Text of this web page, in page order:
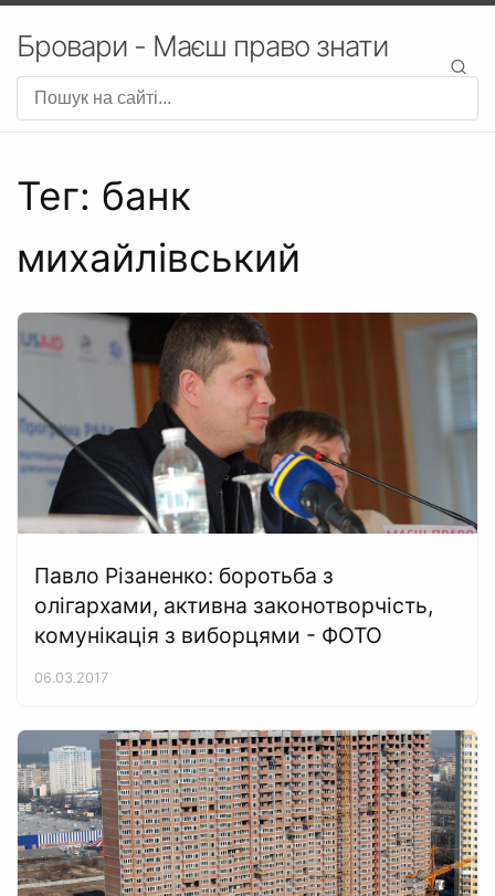
Бровари - Маєш право знати
Тег: банк
михайлівський
Павло Різаненко: боротьба з
олігархами, активна законотворчість,
комунікація з виборцями - ФОТО
06.03.2017